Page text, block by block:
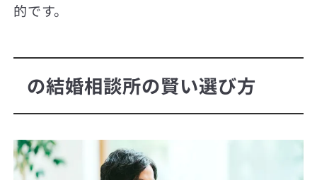
的です。
の結婚相談所の賢い選び方